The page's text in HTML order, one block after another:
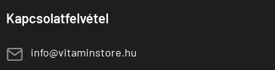
Kapcsolatfelvétel
E info@vitaminstore.hu